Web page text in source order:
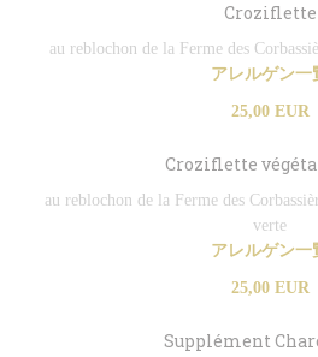
Croziflette
au reblochon de la Ferme des
アレルゲン一
25,00 EUR
Croziflette
au reblochon de la Ferme des
verte
アレルゲン一
25,00 EUR
Supplément